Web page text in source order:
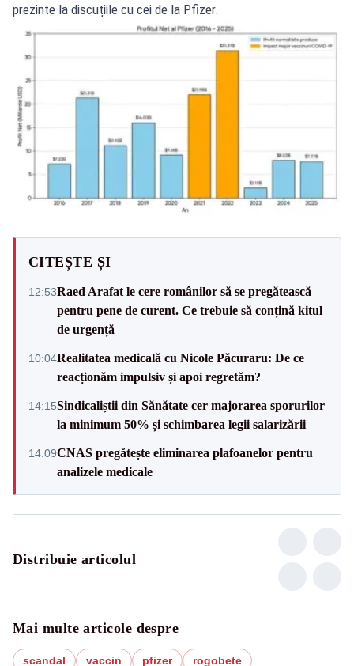
prezinte la discuțiile cu cei de la Pfizer.
CITEȘTE ȘI
12:53Raed Arafat le cere românilor să se pregătească
pentru pene de curent. Ce trebuie să conțină kitul
de urgență
10:04Realitatea medicală cu Nicole Păcuraru: De ce
reacționăm impulsiv și apoi regretăm?
14:15Sindicaliștii din Sănătate cer majorarea sporurilor
la minimum 50% și schimbarea legii salarizării
14:09CNAS pregătește eliminarea plafoanelor pentru
analizele medicale
Distribuie articolul
Mai multe articole despre
scandal vaccin pfizer rogobete